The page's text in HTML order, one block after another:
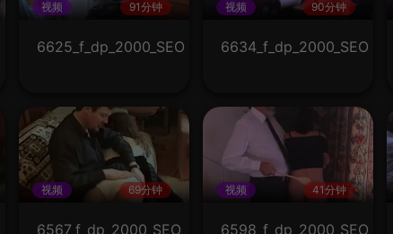
视频 91分钟
6625_f_dp_2000_SEO
视频 90分钟
6634_f_dp_2000_SEO
视频 69分钟
6567_f_dp_2000_SEO
视频 41分钟
6598_f_dp_2000_SEO